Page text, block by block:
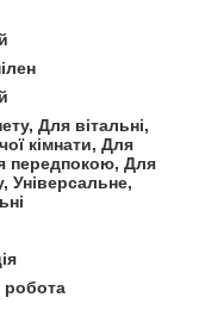
Для вітальні,
кімнати, Для
передпокою, Для
Універсальне,